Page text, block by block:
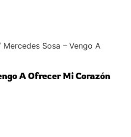
Mercedes Sosa – Vengo A
A Ofrecer Mi Corazón